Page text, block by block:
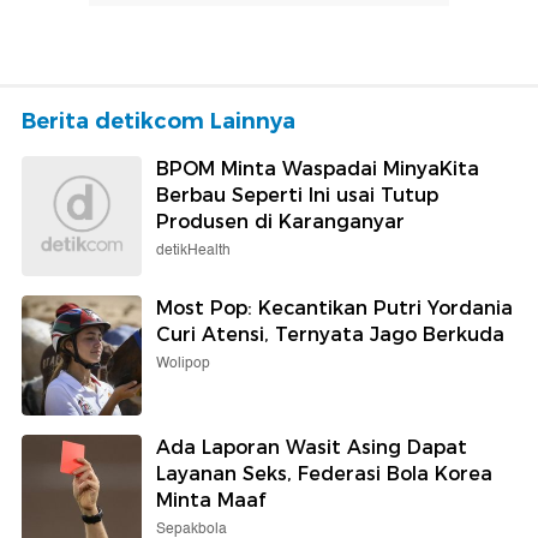
Berita detikcom Lainnya
BPOM Minta Waspadai MinyaKita
Berbau Seperti Ini usai Tutup
Produsen di Karanganyar
detikHealth
Most Pop: Kecantikan Putri Yordania
Curi Atensi, Ternyata Jago Berkuda
Wolipop
Ada Laporan Wasit Asing Dapat
Layanan Seks, Federasi Bola Korea
Minta Maaf
Sepakbola